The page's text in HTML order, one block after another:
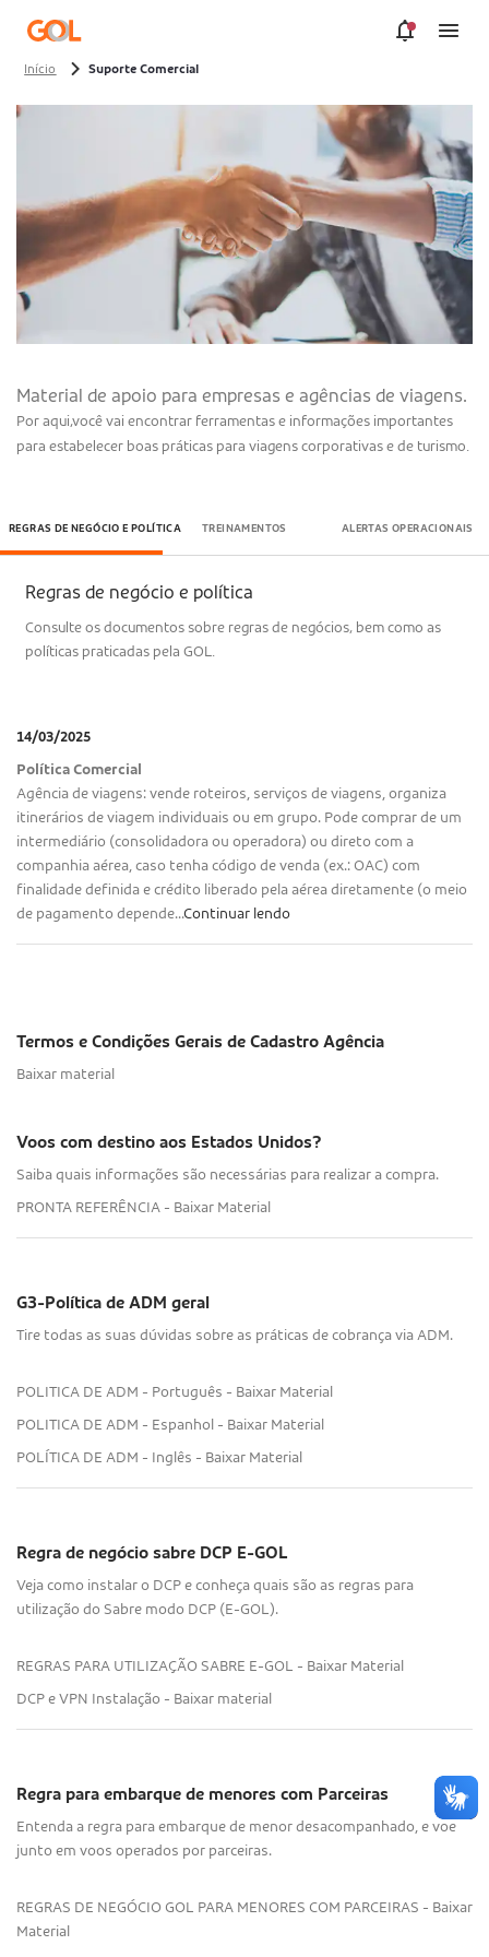
Pular para o Conteúdo principal
Início Suporte Comercial
Material de apoio para empresas e agências de viagens.
Por aqui,você vai encontrar ferramentas e informações importantes
para estabelecer boas práticas para viagens corporativas e de turismo.
REGRAS DE NEGÓCIO E POLÍTICA TREINAMENTOS ALERTAS OPERACIONAIS
Regras de negócio e política
Consulte os documentos sobre regras de negócios, bem como as
políticas praticadas pela GOL.
14/03/2025
Política Comercial
Agência de viagens: vende roteiros, serviços de viagens, organiza
itinerários de viagem individuais ou em grupo. Pode comprar de um
intermediário (consolidadora ou operadora) ou direto com a
companhia aérea, caso tenha código de venda (ex.: OAC) com
finalidade definida e crédito liberado pela aérea diretamente (o meio
de pagamento depende...Continuar lendo
Termos e Condições Gerais de Cadastro Agência
Baixar material
Voos com destino aos Estados Unidos?
Saiba quais informações são necessárias para realizar a compra.
PRONTA REFERÊNCIA - Baixar Material
G3-Política de ADM geral
Tire todas as suas dúvidas sobre as práticas de cobrança via ADM.
POLITICA DE ADM - Português - Baixar Material
POLITICA DE ADM - Espanhol - Baixar Material
POLÍTICA DE ADM - Inglês - Baixar Material
Regra de negócio sabre DCP E-GOL
Veja como instalar o DCP e conheça quais são as regras para
utilização do Sabre modo DCP (E-GOL).
REGRAS PARA UTILIZAÇÃO SABRE E-GOL - Baixar Material
DCP e VPN Instalação - Baixar material
Regra para embarque de menores com Parceiras
Entenda a regra para embarque de menor desacompanhado, e voe
junto em voos operados por parceiras.
REGRAS DE NEGÓCIO GOL PARA MENORES COM PARCEIRAS - Baixar
Material